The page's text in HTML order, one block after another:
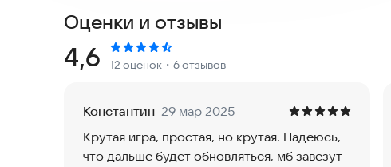
- Первое: Если ты проиграл, остальные побеждают.
- Второе: Если ты выиграл, не успевшие проигрывают.
- Большое количество разных игр.
- Комнаты, меняющие правила.
- Кот Джаггернаут, не влияющий ни на что, кроме
Оценки и отзывы
Рейтинг:
4,6 12 оценок ・6 отзывов
Константин 29 мар 2025
Крутая игра, простая, но крутая. Надеюсь,
что дальше будет обновляться, мб завезут